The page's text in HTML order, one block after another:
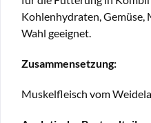
Kohlenhydraten,
Wahl geeignet.
Zusammensetzung:
Muskelfleisch vom